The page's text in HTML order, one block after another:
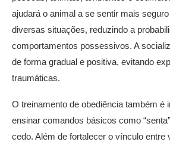
ajudará o animal a se sentir mais
diversas situações, reduzindo a
comportamentos possessivos. A
de forma gradual e positiva, evitando
traumáticas.
O treinamento de obediência também é
ensinar comandos básicos como
cedo. Além de fortalecer o vínculo entre